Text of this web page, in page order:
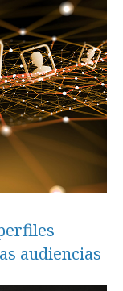
audiencias